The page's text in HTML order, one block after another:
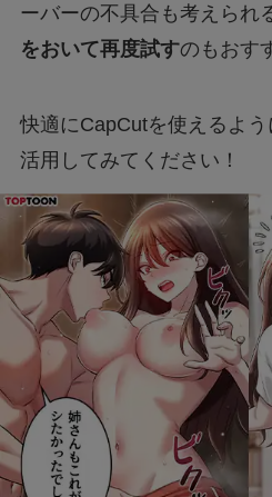
ーバーの不具合も考えられ
をおいて再度試すのもおす
快適にCapCutを使えるよ
活用してみてください！